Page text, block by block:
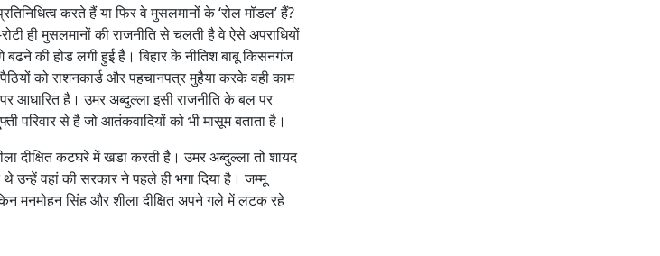
करते हैं या फिर वे मुसलमानों के ‘रोल मॉडल’ हैं?
ही मुसलमानों की राजनीति से चलती है वे ऐसे अपराधियों
की होड लगी हुई है। बिहार के नीतिश बाबू किसनगंज
को राशनकार्ड और पहचानपत्र मुहैया करके वही काम
आधारित है। उमर अब्दुल्ला इसी राजनीति के बल पर
परिवार से है जो आतंकवादियों को भी मासूम बताता है।
दीक्षित कटघरे में खडा करती है। उमर अब्दुल्ला तो शायद
वहां की सरकार ने पहले ही भगा दिया है। जम्मू
मनमोहन सिंह और शीला दीक्षित अपने गले में लटक रहे